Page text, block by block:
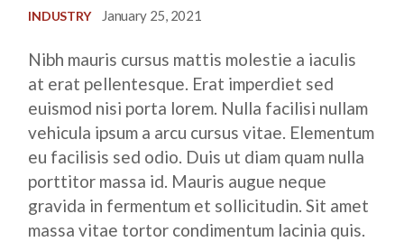
INDUSTRY January 25, 2021
Nibh mauris cursus mattis molestie a iaculis
at erat pellentesque. Erat imperdiet sed
euismod nisi porta lorem. Nulla facilisi nullam
vehicula ipsum a arcu cursus vitae. Elementum
eu facilisis sed odio. Duis ut diam quam nulla
porttitor massa id. Mauris augue neque
gravida in fermentum et sollicitudin. Sit amet
massa vitae tortor condimentum lacinia quis.